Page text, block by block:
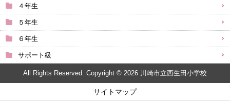
４年生
５年生
６年生
サポート級
All Rights Reserved. Copyright © 2026 川崎市立西生田小学校
サイトマップ